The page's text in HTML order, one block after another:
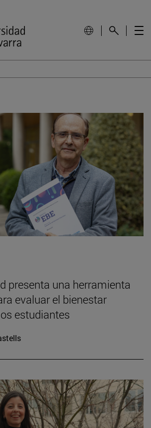
presenta una herramienta
evaluar el bienestar
estudiantes